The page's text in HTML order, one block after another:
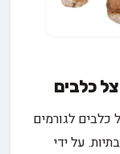
כלבים
כלבים לגורמים
על ידי